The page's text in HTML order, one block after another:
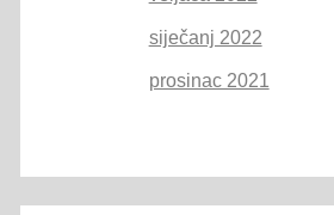
siječanj 2022
prosinac 2021